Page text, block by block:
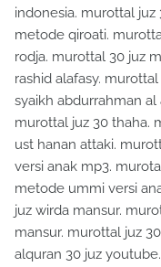
indonesia. murottal
metode qiroati.
rodja. murottal 30 juz
rashid alafasy.
syaikh abdurrahman
murottal juz 30 thaha.
ust hanan attaki.
versi anak mp3.
metode ummi versi
juz wirda mansur.
mansur. murottal juz
alquran 30 juz